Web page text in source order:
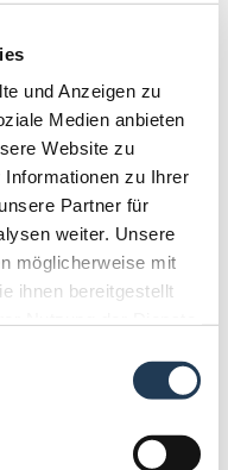
und Anzeigen zu
Medien anbieten
Website zu
zu Ihrer
Partner für
weiter. Unsere
möglicherweise mit
ihnen bereitgestellt